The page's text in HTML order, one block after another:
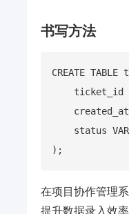
书写方法
CREATE
ticket_id
status
在项目协作管理
提升数据录入效